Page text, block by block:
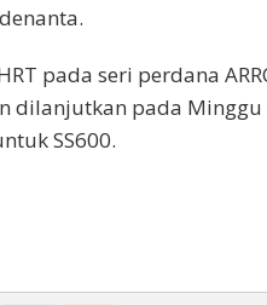
pada seri perdana
dilanjutkan pada
SS600.